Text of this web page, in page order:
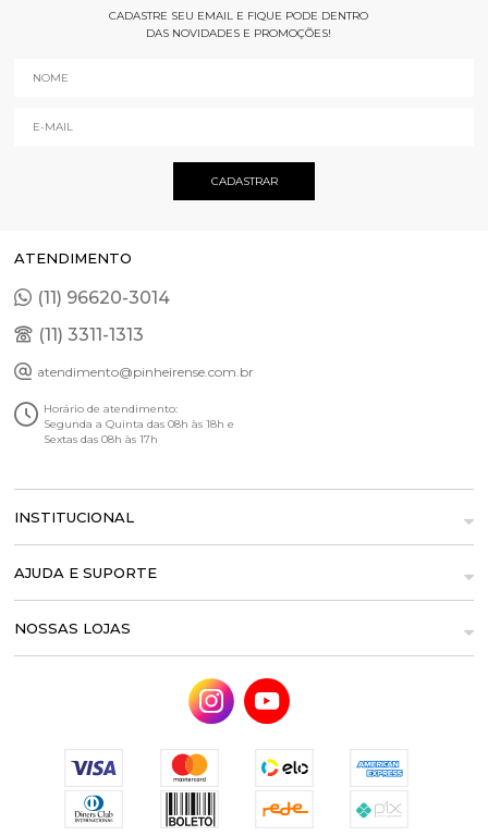
CADASTRE SEU EMAIL E FIQUE PODE DENTRO
DAS NOVIDADES E PROMOÇÕES!
ATENDIMENTO
(11) 96620-3014
(11) 3311-1313
atendimento@pinheirense.com.br
Horário de atendimento:
Segunda a Quinta das 08h às 18h e
Sextas das 08h às 17h
INSTITUCIONAL
AJUDA E SUPORTE
NOSSAS LOJAS